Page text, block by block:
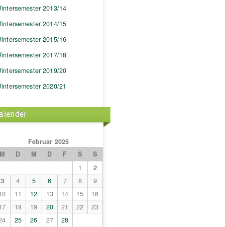
2013/14
2014/15
2015/16
2017/18
2019/20
2020/21
Februar 2025
M
D M D F S
S
1
2
3
4 5 6 7 8
9
11 12 13 14 15
16
18 19 20 21 22
23
25 26 27 28